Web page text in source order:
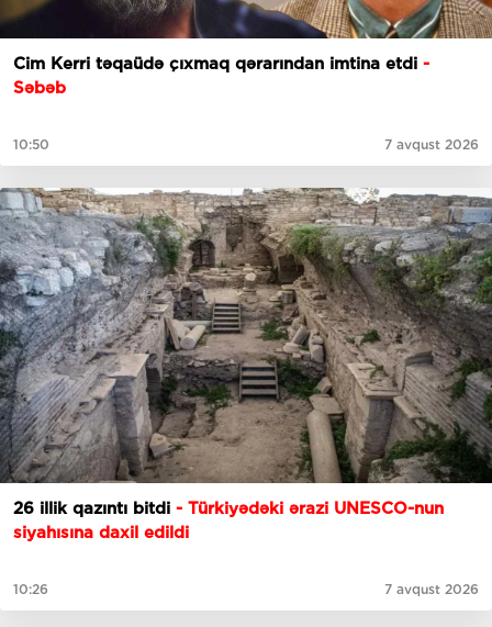
Cim Kerri təqaüdə çıxmaq qərarından imtina etdi -
Səbəb
10:50 7 avqust 2026
26 illik qazıntı bitdi - Türkiyədəki ərazi UNESCO-nun
siyahısına daxil edildi
10:26 7 avqust 2026